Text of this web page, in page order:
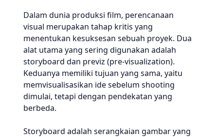
Dalam dunia produksi film, perencanaan
visual merupakan tahap kritis yang
menentukan kesuksesan sebuah proyek. Dua
alat utama yang sering digunakan adalah
storyboard dan previz (pre-visualization).
Keduanya memiliki tujuan yang sama, yaitu
memvisualisasikan ide sebelum shooting
dimulai, tetapi dengan pendekatan yang
berbeda.
Storyboard adalah serangkaian gambar yang